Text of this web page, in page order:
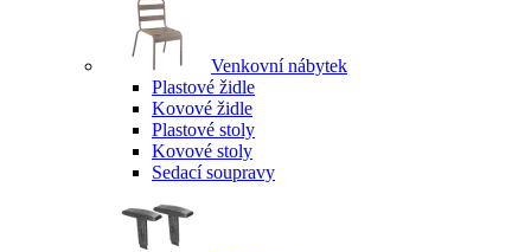
Venkovní nábytek
Plastové židle
Kovové židle
Plastové stoly
Kovové stoly
Sedací soupravy